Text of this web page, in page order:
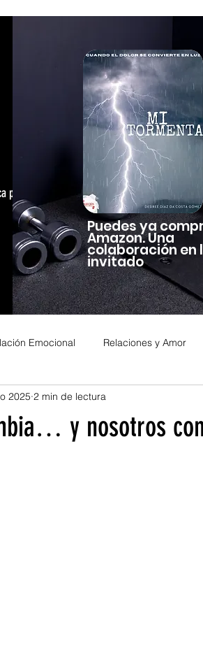
Puedes ya
Amazon. Una
colaboración en
invitado
Emocional Relaciones y Amor
y nosotros
2025 2 min de lectura